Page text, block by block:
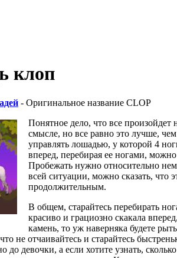
клоп
- Оригинальное название CLOP
Понятное дело, что все произойдет
смысле, но все равно это лучше,
управлять лошадью, у которой 4
вперед, перебирая ее ногами,
Пробежать нужно относительно
всей ситуации, можно сказать, что
продолжительным.
В общем, старайтесь перебирать
красиво и грациозно скакала
камень, то уж наверняка будете
не отчаивайтесь и старайтесь
до девочки, а если хотите узнать,